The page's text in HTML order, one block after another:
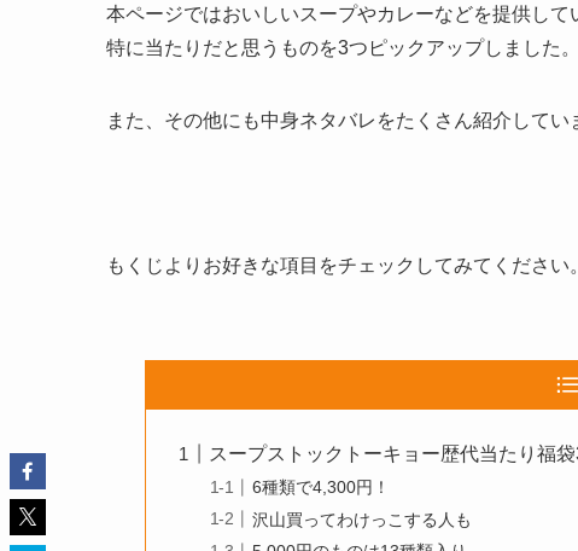
本ページではおいしいスープやカレーなどを提供し
特に当たりだと思うものを3つピックアップしました。
また、その他にも中身ネタバレをたくさん紹介 してい
もくじよりお好きな項目をチェックしてみてください。
スープストックトーキョー歴代当たり福
6種類で4,300円！
沢山買ってわけっこする人も